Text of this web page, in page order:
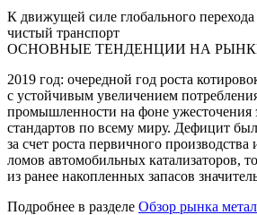
К движущей силе глобального перехода
чистый транспорт
ОСНОВНЫЕ ТЕНДЕНЦИИ НА
2019 год: очередной год роста
с устойчивым увеличением
промышленности на фоне ужесточения
стандартов по всему миру. Дефицит
за счет роста первичного производства
ломов автомобильных катализаторов,
из ранее накопленных запасов
Подробнее в разделе Обзор рынка